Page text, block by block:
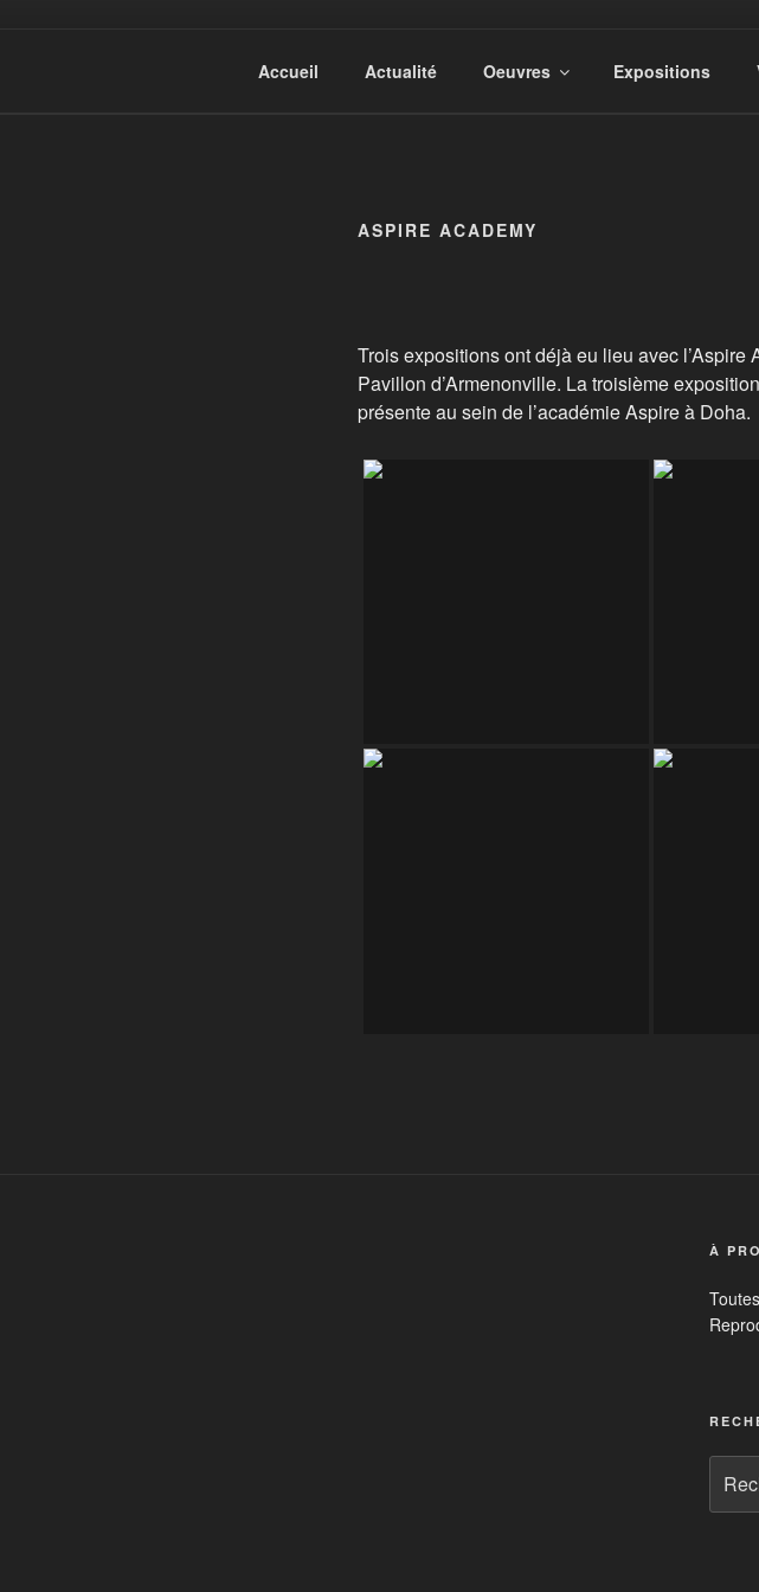
Photographic Artwork
Accueil Actualité Oeuvres Expositions
ASPIRE ACADEMY
Trois expositions ont déjà eu lieu avec l’Aspire
Pavillon d’Armenonville. La troisième
présente au sein de l’académie Aspire à Doha.
À
pour
: